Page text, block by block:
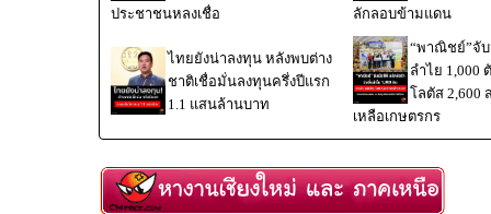
ประชาชนหลงเชื่อ
ลักลอบข้ามแดน
ไทยยังน่าลงทุน หลังพบต่าง
ชาติเชื่อมั่นลงทุนครึ่งปีแรก
1.1 แสนล้านบาท
“พาณิชย์”จั
ลำไย 1,000
โลตัส 2,600
เหลือเกษตรกร